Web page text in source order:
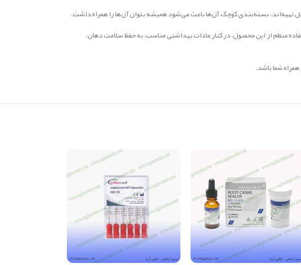
تهیه‌اند. بسته‌بندی کوچک آن‌ها باعث می‌شود همیشه بتوان آن‌ها را همراه داشت.
منظم از این محصول، در کنار عادات بهداشتی مناسب، به حفظ سلامت دهان،
شما باشد.